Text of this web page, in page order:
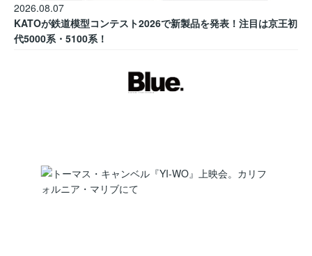
2026.08.07
KATOが鉄道模型コンテスト2026で新製品を発表！注目は京王初
代5000系・5100系！